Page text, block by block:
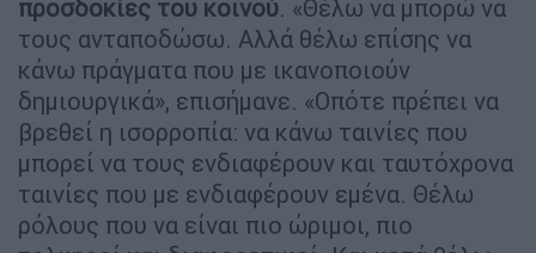
προσδοκίες του κοινού. «Θέλω να μπορώ να
τους ανταποδώσω. Αλλά θέλω επίσης να
κάνω πράγματα που με ικανοποιούν
δημιουργικά», επισήμανε. «Οπότε πρέπει να
βρεθεί η ισορροπία: να κάνω ταινίες που
μπορεί να τους ενδιαφέρουν και ταυτόχρονα
ταινίες που με ενδιαφέρουν εμένα. Θέλω
ρόλους που να είναι πιο ώριμοι, πιο